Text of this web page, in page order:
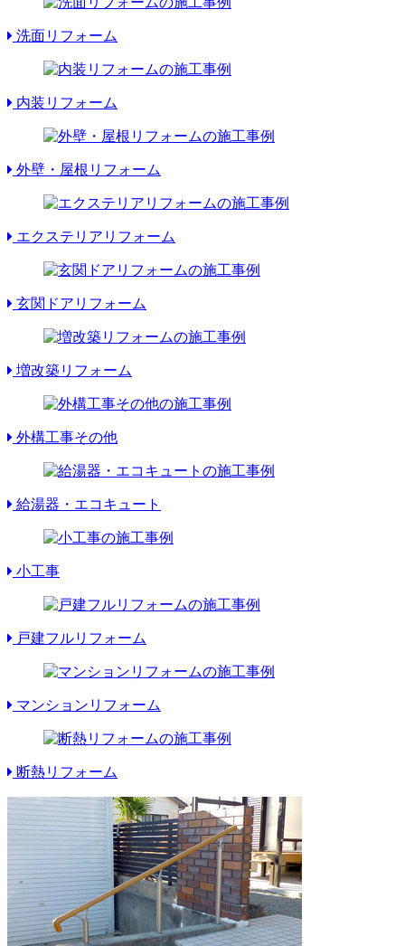
洗面リフォーム
内装リフォーム
外壁・屋根リフォーム
エクステリアリフォーム
玄関ドアリフォーム
増改築リフォーム
外構工事その他
給湯器・エコキュート
小工事
戸建フルリフォーム
マンションリフォーム
断熱リフォーム